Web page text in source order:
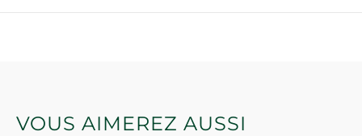
VOUS AIMEREZ AUSSI